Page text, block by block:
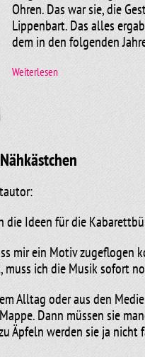
Ohren. Das war sie, die
Lippenbart. Das alles
dem in den folgenden
Weiterlesen
Stehgreif heraus zum
der Zeit wurde Manni
Künstlergarderobe
Beliebtheit der Figur zu
die Ideen für die
mir ein Motiv
ich die Musik sofort
Alltag oder aus den
Dann müssen sie
Äpfeln werden sie ja nicht